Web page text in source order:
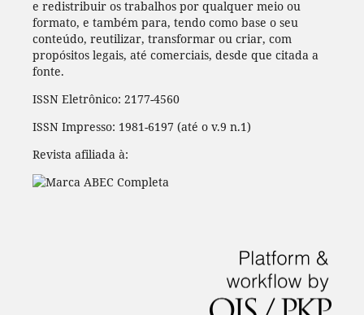
e redistribuir os trabalhos por qualquer meio ou
formato, e também para, tendo como base o seu
conteúdo, reutilizar, transformar ou criar, com
propósitos legais, até comerciais, desde que citada a
fonte.
ISSN Eletrônico: 2177-4560
ISSN Impresso: 1981-6197 (até o v.9 n.1)
Revista afiliada à: